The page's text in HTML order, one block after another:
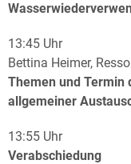
13:45 Uhr
Bettina Heimer,
Themen und Termin
allgemeiner
13:55 Uhr
Verabschiedung